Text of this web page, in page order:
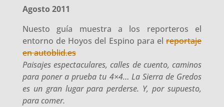
Agosto 2011
Nuesto guía muestra a los reporteros el
entorno de Hoyos del Espino para elreportaje
en autoblid.es
Paisajes espectaculares, calles de cuento, caminos
para poner a prueba tu 4×4… La Sierra de Gredos
es un gran lugar para perderse. Y, por supuesto,
para comer.